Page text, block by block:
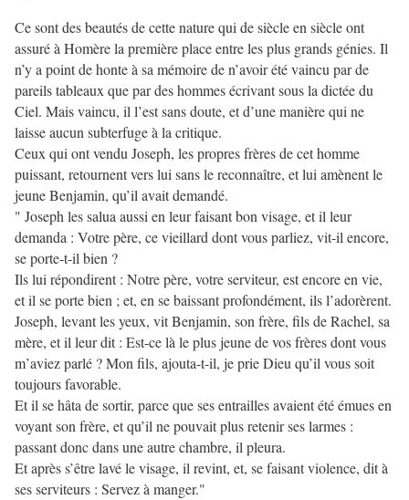
Ce sont des beautés de cette nature qui de siècle en siècle ont
assuré à Homère la première place entre les plus grands génies. Il
n’y a point de honte à sa mémoire de n’avoir été vaincu par de
pareils tableaux que par des hommes écrivant sous la dictée du
Ciel. Mais vaincu, il l’est sans doute, et d’une manière qui ne
laisse aucun subterfuge à la critique.
Ceux qui ont vendu Joseph, les propres frères de cet homme
puissant, retournent vers lui sans le reconnaître, et lui amènent le
jeune Benjamin, qu’il avait demandé.
" Joseph les salua aussi en leur faisant bon visage, et il leur
demanda : Votre père, ce vieillard dont vous parliez, vit-il encore,
se porte-t-il bien ?
Ils lui répondirent : Notre père, votre serviteur, est encore en vie,
et il se porte bien ; et, en se baissant profondément, ils l’adorèrent.
Joseph, levant les yeux, vit Benjamin, son frère, fils de Rachel, sa
mère, et il leur dit : Est-ce là le plus jeune de vos frères dont vous
m’aviez parlé ? Mon fils, ajouta-t-il, je prie Dieu qu’il vous soit
toujours favorable.
Et il se hâta de sortir, parce que ses entrailles avaient été émues en
voyant son frère, et qu’il ne pouvait plus retenir ses larmes :
passant donc dans une autre chambre, il pleura.
Et après s’être lavé le visage, il revint, et, se faisant violence, dit à
ses serviteurs : Servez à manger."